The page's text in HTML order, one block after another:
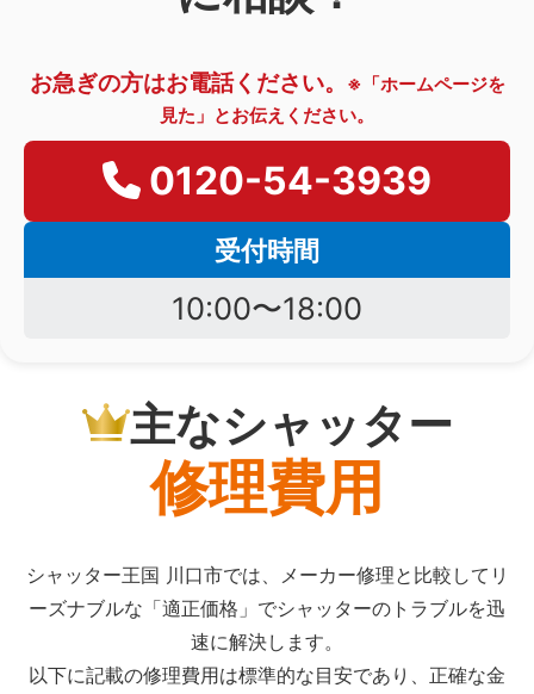
お急ぎの方はお電話ください。
※「ホームページを
見た」とお伝えください。
0120-54-3939
受付時間
10:00〜18:00
主なシャッター
修理費用
シャッター王国 川口市では、メーカー修理と比較してリ
ーズナブルな「適正価格」でシャッターのトラブルを迅
速に解決します。
以下に記載の修理費用は標準的な目安であり、正確な金